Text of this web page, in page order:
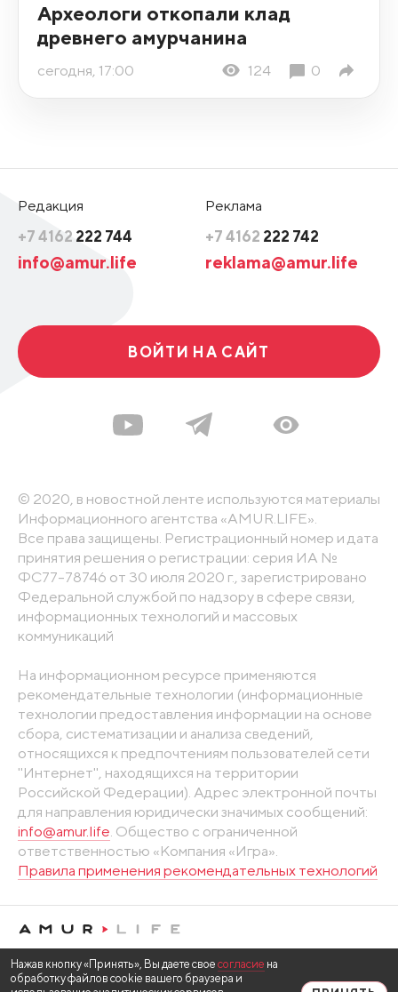
Археологи откопали клад
древнего амурчанина
сегодня, 17:00 124 0
Редакция
+7 4162 222 744
info@amur.life
Реклама
+7 4162 222 742
reklama@amur.life
ВОЙТИ НА САЙТ
© 2020, в новостной ленте используются материалы
Информационного агентства «AMUR.LIFE».
Все права защищены. Регистрационный номер и дата
принятия решения о регистрации: серия ИА №
ФС77-78746 от 30 июля 2020 г., зарегистрировано
Федеральной службой по надзору в сфере связи,
информационных технологий и массовых
коммуникаций
На информационном ресурсе применяются
рекомендательные технологии (информационные
технологии предоставления информации на основе
сбора, систематизации и анализа сведений,
относящихся к предпочтениям пользователей сети
"Интернет", находящихся на территории
Российской Федерации). Адрес электронной почты
для направления юридически значимых сообщений:
info@amur.life . Общество с ограниченной
ответственностью «Компания «Игра».
Правила применения рекомендательных технологий
Нажав кнопку «Принять», Вы даете свое согласие на
обработку файлов cookie вашего браузера и